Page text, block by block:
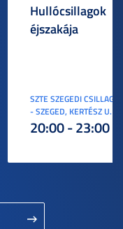
Hullócsillagok
éjszakája
SZTE SZEGEDI
- SZEGED, KERTÉSZ U. 3.
20:00 - 23:00